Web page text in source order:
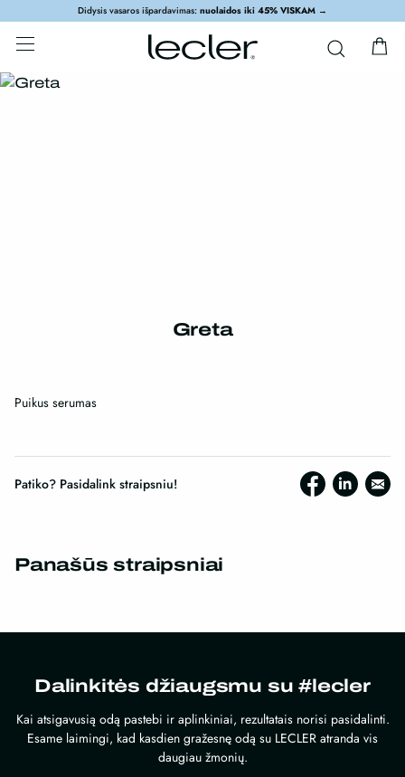
Didysis vasaros išpardavimas: nuolaidos iki 45% VISKAM →
Greta
Puikus serumas
Patiko? Pasidalink straipsniu!
Panašūs straipsniai
Dalinkitės džiaugsmu su #lecler
Kai atsigavusią odą pastebi ir aplinkiniai, rezultatais norisi pasidalinti.
Esame laimingi, kad kasdien gražesnę odą su LECLER atranda vis
daugiau žmonių.